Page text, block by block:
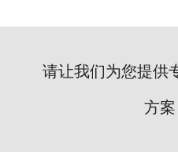
请让我们为您提供
方案